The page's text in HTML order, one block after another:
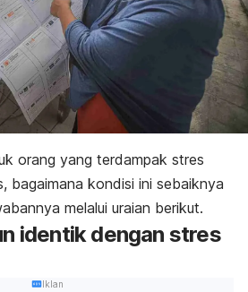
orang yang terdampak stres
bagaimana kondisi ini sebaiknya
melalui uraian berikut.
identik dengan stres
Iklan